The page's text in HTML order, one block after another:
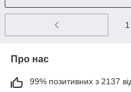
1
Про нас
99% позитивних з 2137